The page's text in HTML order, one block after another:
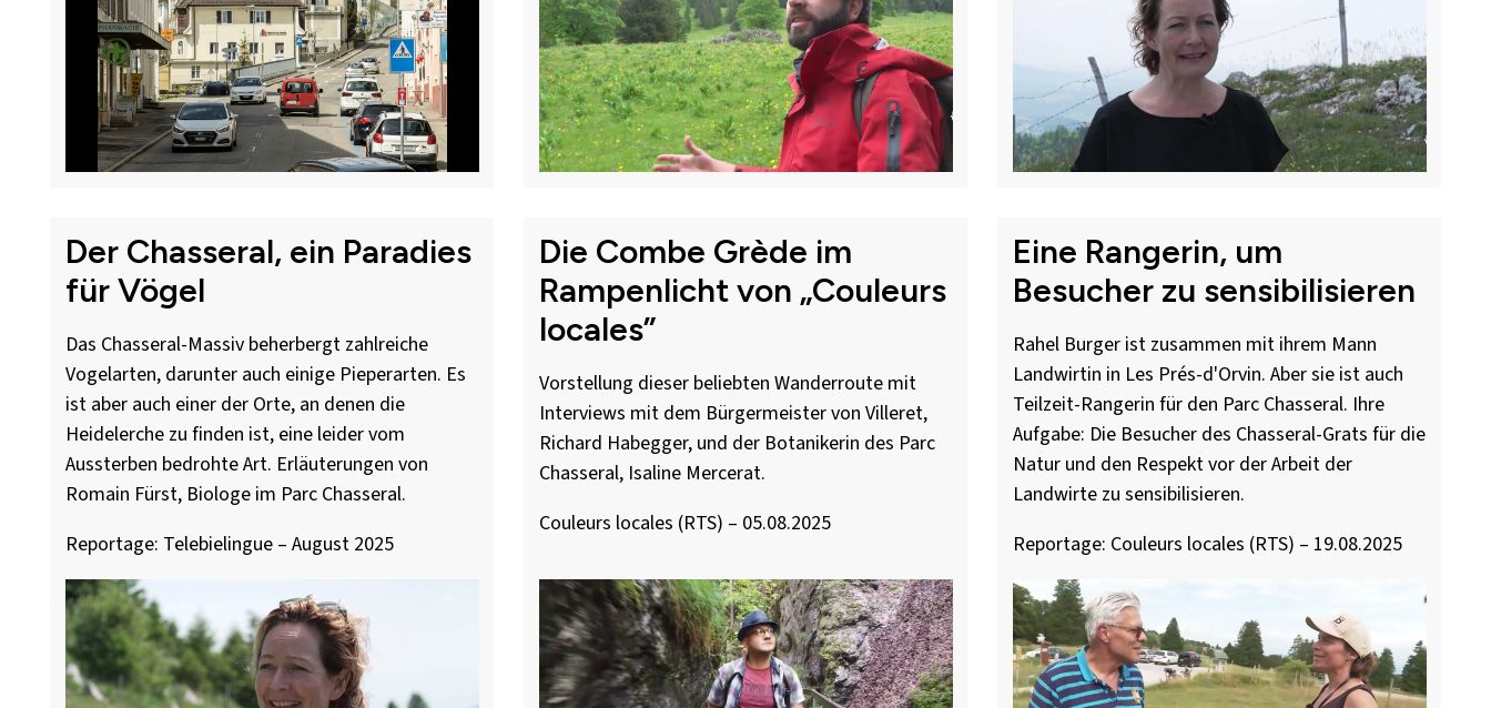
Der Chasseral, ein Paradies
für Vögel
Das Chasseral-Massiv beherbergt zahlreiche
Vogelarten, darunter auch einige Pieperarten. Es
ist aber auch einer der Orte, an denen die
Heidelerche zu finden ist, eine leider vom
Aussterben bedrohte Art. Erläuterungen von
Romain Fürst, Biologe im Parc Chasseral.
Reportage: Telebielingue – August 2025
Die Combe Grède im
Rampenlicht von „Couleurs
locales”
Vorstellung dieser beliebten Wanderroute mit
Interviews mit dem Bürgermeister von Villeret,
Richard Habegger, und der Botanikerin des Parc
Chasseral, Isaline Mercerat.
Couleurs locales (RTS) – 05.08.2025
Eine Rangerin, um
Besucher zu sensibilisieren
Rahel Burger ist zusammen mit ihrem Mann
Landwirtin in Les Prés-d'Orvin. Aber sie ist auch
Teilzeit-Rangerin für den Parc Chasseral. Ihre
Aufgabe: Die Besucher des Chasseral-Grats für die
Natur und den Respekt vor der Arbeit der
Landwirte zu sensibilisieren.
Reportage: Couleurs locales (RTS) – 19.08.2025